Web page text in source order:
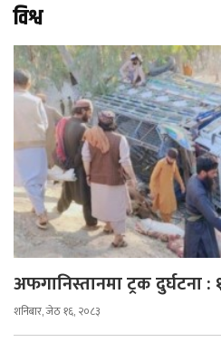
विश्व
अफगानिस्तानमा ट्रक दुर्घटना
शनिबार, जेठ १६, २०८३